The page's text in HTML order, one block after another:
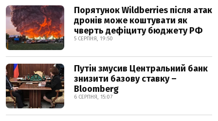
Порятунок Wildberries після атак
дронів може коштувати як
чверть дефіциту бюджету РФ
5 СЕРПНЯ, 19:50
Путін змусив Центральний банк
знизити базову ставку –
Bloomberg
6 СЕРПНЯ, 15:07